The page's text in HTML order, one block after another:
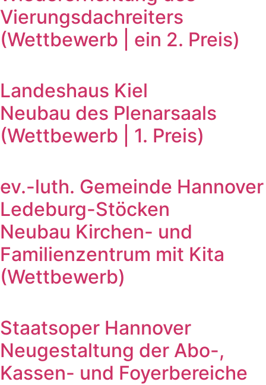
Vierungsdachreiters
(Wettbewerb | ein 2. Preis)
Landeshaus Kiel
Neubau des Plenarsaals
(Wettbewerb | 1. Preis)
ev.-luth. Gemeinde Hannover
Ledeburg-Stöcken
Neubau Kirchen- und
Familienzentrum mit Kita
(Wettbewerb)
Staatsoper Hannover
Neugestaltung der Abo-,
Kassen- und Foyerbereiche